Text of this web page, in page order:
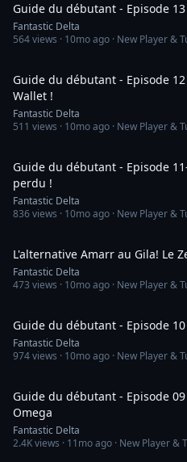
Guide du débutant - Episode
Fantastic Delta
564views · 10mo ago · New Player &
Guide du débutant - Episode
Wallet !
Fantastic Delta
511 views · 10mo ago · New Player &
Guide du débutant - Episode
perdu !
Fantastic Delta
836views · 10mo ago · New Player &
L'alternative Amarr au Gila! Le
Fantastic Delta
473 views · 10mo ago · New Player &
Guide du débutant - Episode
Fantastic Delta
974views · 10mo ago · New Player &
Guide du débutant - Episode
Omega
Fantastic Delta
2.4Kviews · 11mo ago · New Player &